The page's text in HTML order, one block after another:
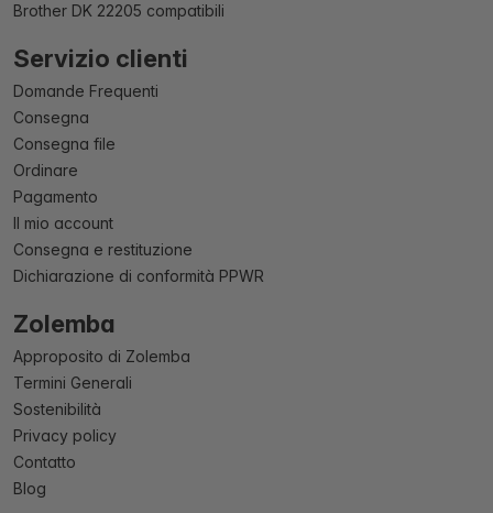
Brother DK 22205 compatibili
Servizio clienti
Domande Frequenti
Consegna
Consegna file
Ordinare
Pagamento
Il mio account
Consegna e restituzione
Dichiarazione di conformità PPWR
Zolemba
Approposito di Zolemba
Termini Generali
Sostenibilità
Privacy policy
Contatto
Blog